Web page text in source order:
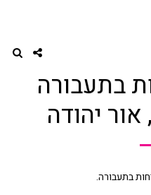
בתעבורה
יהודה
בתעבורה.